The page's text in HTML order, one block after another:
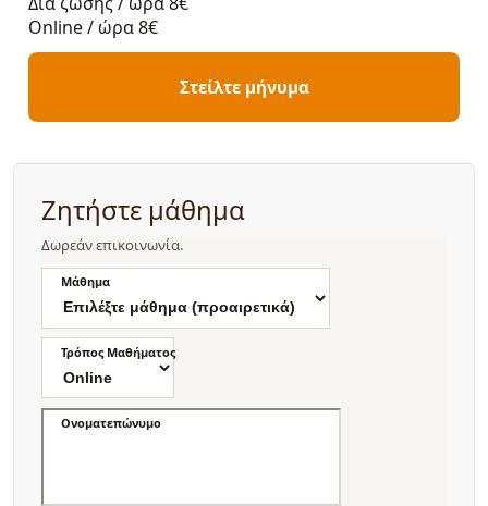
Online / ώρα 8€
Στείλτε μήνυμα
Ζητήστε μάθημα
Δωρεάν επικοινωνία.
Μάθημα
Τρόπος Μαθήματος
Ονοματεπώνυμο